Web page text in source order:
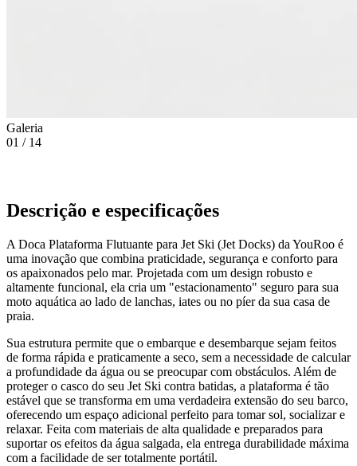
Galeria
01 / 14
Descrição e especificações
A Doca Plataforma Flutuante para Jet Ski (Jet Docks) da YouRoo é
uma inovação que combina praticidade, segurança e conforto para
os apaixonados pelo mar. Projetada com um design robusto e
altamente funcional, ela cria um "estacionamento" seguro para sua
moto aquática ao lado de lanchas, iates ou no píer da sua casa de
praia.
Sua estrutura permite que o embarque e desembarque sejam feitos
de forma rápida e praticamente a seco, sem a necessidade de calcular
a profundidade da água ou se preocupar com obstáculos. Além de
proteger o casco do seu Jet Ski contra batidas, a plataforma é tão
estável que se transforma em uma verdadeira extensão do seu barco,
oferecendo um espaço adicional perfeito para tomar sol, socializar e
relaxar. Feita com materiais de alta qualidade e preparados para
suportar os efeitos da água salgada, ela entrega durabilidade máxima
com a facilidade de ser totalmente portátil.